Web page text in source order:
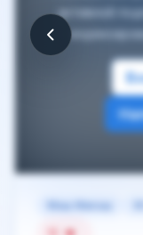
активной
Маш Милаш